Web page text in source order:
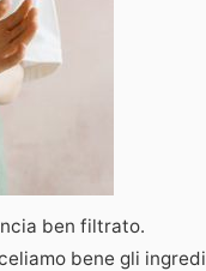
ben filtrato.
bene gli